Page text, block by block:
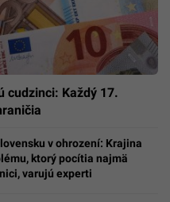
cudzinci: Každý 17.
v ohrození: Krajina
ktorý pocítia najmä
varujú experti